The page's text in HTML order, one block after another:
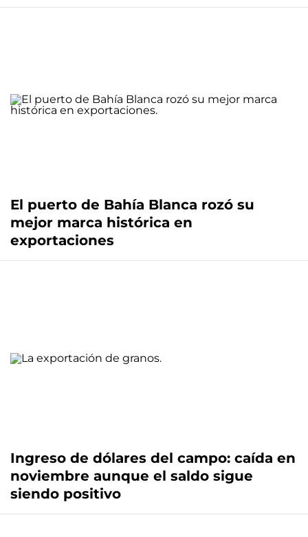
El puerto de Bahía Blanca rozó su
mejor marca histórica en
exportaciones
Ingreso de dólares del campo: caída en
noviembre aunque el saldo sigue
siendo positivo